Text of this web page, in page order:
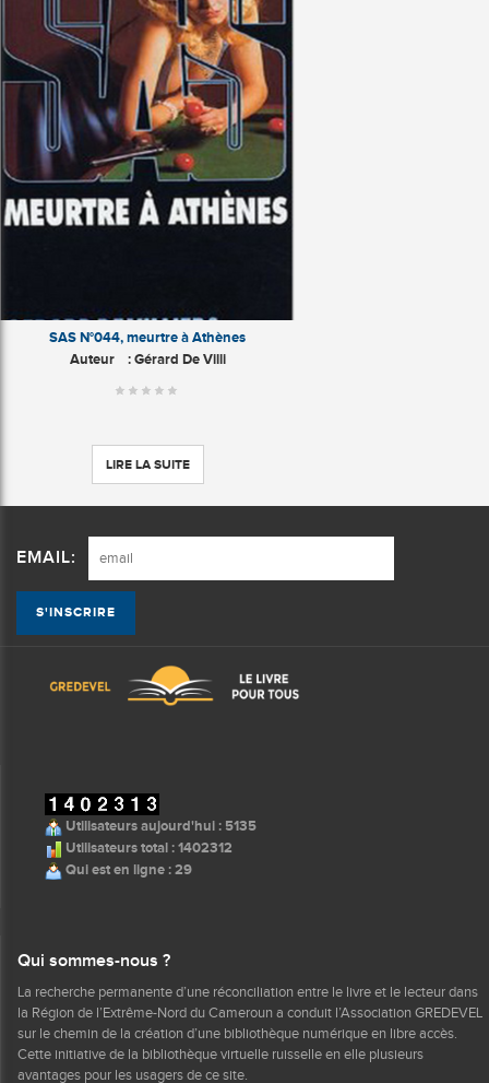
SAS N°044, meurtre à Athènes
Auteur: Gérard De Villi
LIRE LA SUITE
EMAIL:
Utilisateurs aujourd'hui : 5135
Utilisateurs total : 1402312
Qui est en ligne : 29
Qui sommes-nous ?
La recherche permanente d’une réconciliation entre le livre et le lecteur dans
la Région de l’Extrême-Nord du Cameroun a conduit l’Association GREDEVEL
sur le chemin de la création d’une bibliothèque numérique en libre accès.
Cette initiative de la bibliothèque virtuelle ruisselle en elle plusieurs
avantages pour les usagers de ce site.